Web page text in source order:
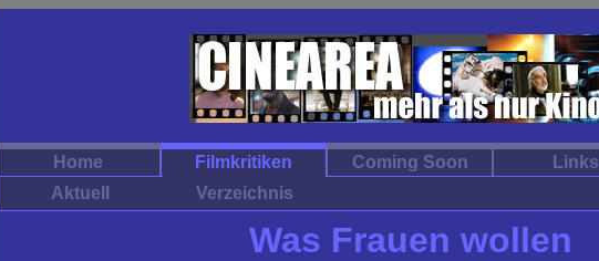
Home Filmkritiken Coming Soon Links
Aktuell
Verzeichnis
Was Frauen wollen